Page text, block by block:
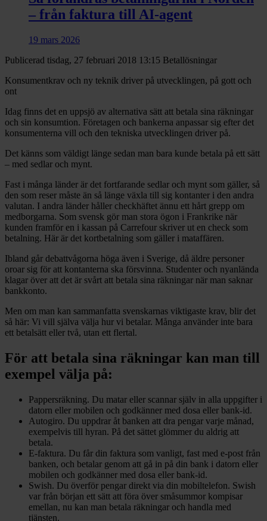
– från faktura till AI-agent
19 mars 2026
Publicerad tisdag, 27 februari 2018 13:15 Betallösningar
Konsumentkrav och ny teknik driver på utvecklingen, på gott och
ont
Idag finns det en uppsjö av alternativa sätt att betala sina räkningar
och sin konsumtion. Företagen och bankerna anpassar sig efter det
konsumenterna vill och den tekniska utvecklingen driver på.
Det känns som väldigt länge sedan man bara kunde betala på ett sätt
– med sedlar och mynt.
Fast i många länder är det fortfarande sedlar och mynt som gäller, så
den som reser måste än så länge växla till sig kontanter i den andra
valutan. I andra länder håller checkhäftet ännu ett hårt grepp om
medborgarna. Som svensk gör man stora ögon i Frankrike när
kunden framför en i kassan på Carrefour skriver ut en check som
betalning. Här är det kortbetalning som gäller i mataffären.
Ibland går debattvågorna höga även i Sverige, då äldre personer
oroar sig för att kontanterna ska försvinna. Studenter och nyanlända
klagar över att det är svårt att betala sina räkningar när man saknar
bankkonto.
Men om man kan sammanfatta svenskarnas viktigaste krav, blir det
så här: Vi vill själva välja hur vi betalar. Många använder inte bara
ett betalsätt eller två, utan ett flertal.
För att betala sina räkningar kan man till
exempel välja på:
Pappersräkning. Du matar eller scannar själv in alla uppgifter i
datorn eller mobilen och godkänner med dosa eller bank-id.
Autogiro. Du uppdrar åt banken att dra pengar varje månad,
exempelvis till hyran. På det sättet glömmer du aldrig att
betala.
E-faktura. Du får din faktura som vanligt, fast med e-post från
banken, och betalar genom att gå in på din bank i datorn eller
mobilen och godkänner med dosa eller bank-id.
Swish. Du överför pengar direkt via din mobiltelefon. Swish
var från början ett sätt att föra över småsummor kompisar
emellan, nu kan man betala räkningar och handla med
tjänsten.